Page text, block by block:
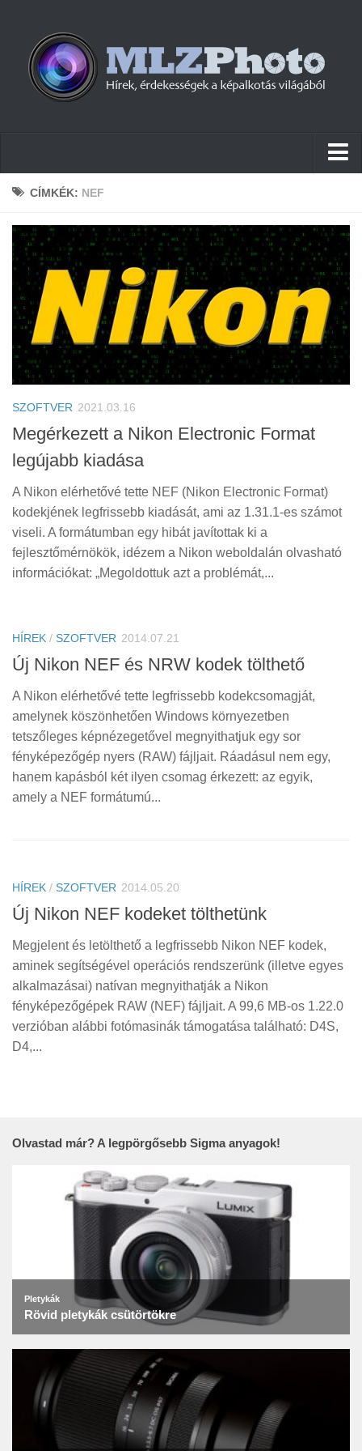
Hírek
Cikkek
Szoftver
Firmware
Tudástár
Tanácsok
Helyszíni Riport
E-BB
CÍMKÉK: NEF
SZOFTVER 2021.03.16
Megérkezett a Nikon Electronic Format
legújabb kiadása
A Nikon elérhetővé tette NEF (Nikon Electronic Format)
kodekjének legfrissebb kiadását, ami az 1.31.1-es számot
viseli. A formátumban egy hibát javítottak ki a
fejlesztőmérnökök, idézem a Nikon weboldalán olvasható
információkat: „Megoldottuk azt a problémát,...
HÍREK / SZOFTVER 2014.07.21
Új Nikon NEF és NRW kodek tölthető
A Nikon elérhetővé tette legfrissebb kodekcsomagját,
amelynek köszönhetően Windows környezetben
tetszőleges képnézegetővel megnyithatjuk egy sor
fényképezőgép nyers (RAW) fájljait. Ráadásul nem egy,
hanem kapásból két ilyen csomag érkezett: az egyik,
amely a NEF formátumú...
HÍREK / SZOFTVER 2014.05.20
Új Nikon NEF kodeket tölthetünk
Megjelent és letölthető a legfrissebb Nikon NEF kodek,
aminek segítségével operációs rendszerünk (illetve egyes
alkalmazásai) natívan megnyithatják a Nikon
fényképezőgépek RAW (NEF) fájljait. A 99,6 MB-os 1.22.0
verzióban alábbi fotómasinák támogatása található: D4S,
D4,...
Olvastad már? A legpörgősebb Sigma anyagok!